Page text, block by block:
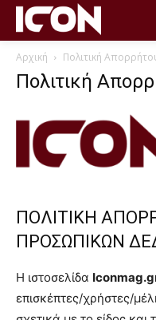
Αρχική Πολιτική
Πολιτική
ΠΟΛΙΤΙΚΗ
ΠΡΟΣΩΠΙΚΩΝ
Η ιστοσελίδα
επισκέπτες/χρήστες/